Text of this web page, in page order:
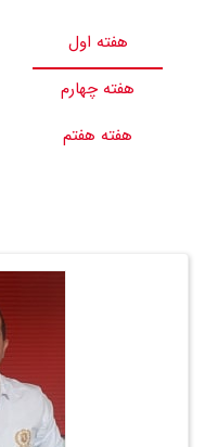
هفته اول
هفته چهارم
هفته هفتم